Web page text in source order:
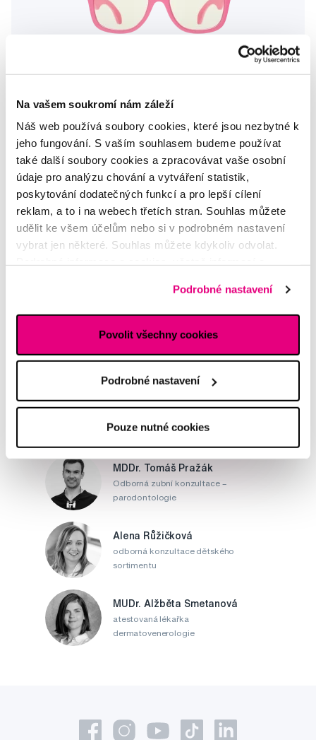
Na vašem soukromí nám záleží
Náš web používá soubory cookies, které jsou nezbytné k
jeho fungování. S vaším souhlasem budeme používat
také další soubory cookies a zpracovávat vaše osobní
údaje pro analýzu chování a vytváření statistik,
poskytování dodatečných funkcí a pro lepší cílení
reklam, a to i na webech třetích stran. Souhlas můžete
udělit ke všem účelům nebo si v podrobném nastavení
vybrat jen některé. Souhlas můžete kdykoliv odvolat.
Podrobné nastavení
Povolit všechny cookies
Podrobné nastavení
Pouze nutné cookies
BABIATORS Navigator brýle proti modrému světlu, růžové, 6+
750 Kč
5,0/5 (4x)
Do košíku
Potřebujete poradit?
Napište našim odborníkům
MDDr. Tomáš Pražák
Odborná zubní konzultace –
parodontologie
Alena Růžičková
odborná konzultace dětského
sortimentu
MUDr. Alžběta Smetanová
atestovaná lékařka
dermatovenerologie